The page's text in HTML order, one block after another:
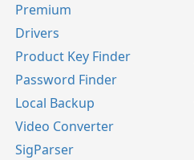
Premium
Drivers
Product Key Finder
Password Finder
Local Backup
Video Converter
SigParser